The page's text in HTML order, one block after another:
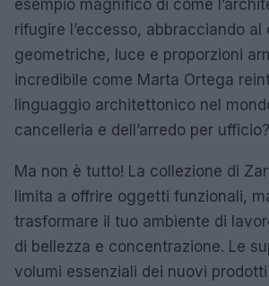
esempio magnifico di come
rifugire l’eccesso, abbracciando al
geometriche, luce e proporzioni
incredibile come Marta Ortega
linguaggio architettonico nel
cancelleria e dell’arredo per ufficio?
Ma non è tutto! La collezione di
limita a offrire oggetti funzionali,
trasformare il tuo ambiente di
di bellezza e concentrazione. Le
volumi essenziali dei nuovi